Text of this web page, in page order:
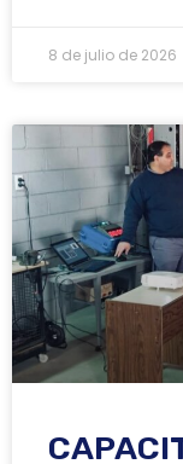
8 de julio de 2026